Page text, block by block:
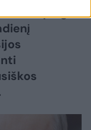
Leipcigo